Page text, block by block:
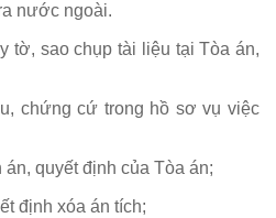
nước ngoài.
tờ, sao chụp tài liệu tại Tòa án,
chứng cứ trong hồ sơ vụ việc
quyết định của Tòa án;
định xóa án tích;